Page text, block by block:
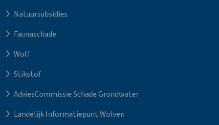
Natuursubsidies
Faunaschade
Wolf
Stikstof
AdviesCommissie Schade Grondwater
Landelijk Informatiepunt Wolven